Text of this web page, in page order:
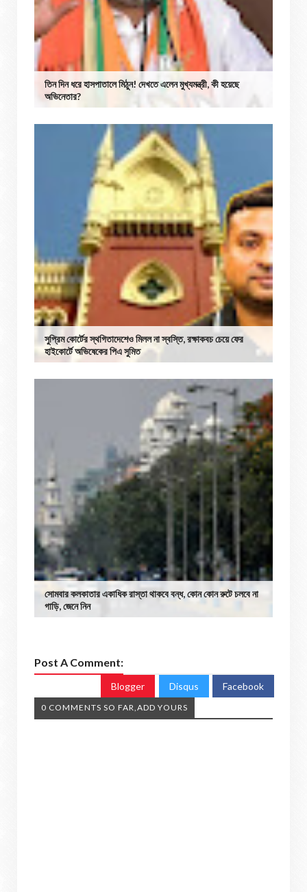
তিন দিন ধরে হাসপাতালে মিঠুন! দেখতে এলেন মুখ্যমন্ত্রী, কী হয়েছে
অভিনেতার?
সুপ্রিম কোর্টের স্থগিতাদেশেও মিলল না স্বস্তি, রক্ষাকবচ চেয়ে ফের
হাইকোর্টে অভিষেকের পিএ সুমিত
সোমবার কলকাতার একাধিক রাস্তা থাকবে বন্ধ, কোন কোন রুটে চলবে না
গাড়ি, জেনে নিন
Post A Comment:
Blogger Disqus Facebook
0 COMMENTS SO FAR,ADD YOURS